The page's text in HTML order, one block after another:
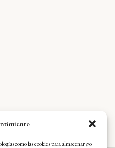
como las cookies para almacenar y/o